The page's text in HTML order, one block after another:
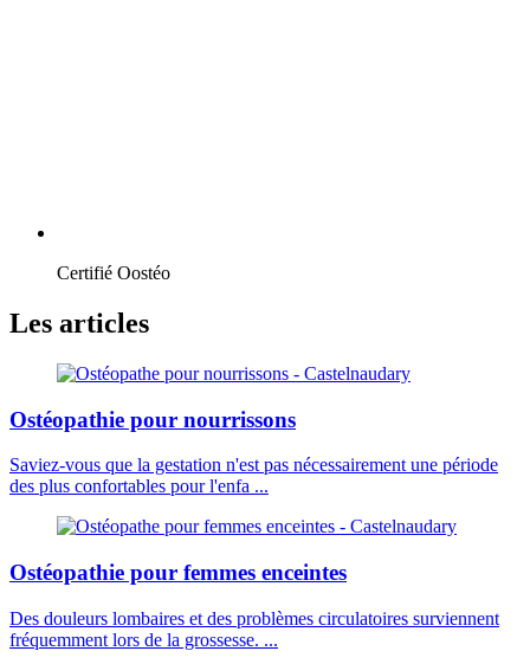
Certifié Oostéo
Les articles
Ostéopathie pour nourrissons
Saviez-vous que la gestation n'est pas nécessairement une période
des plus confortables pour l'enfa ...
Ostéopathie pour femmes enceintes
Des douleurs lombaires et des problèmes circulatoires surviennent
fréquemment lors de la grossesse. ...